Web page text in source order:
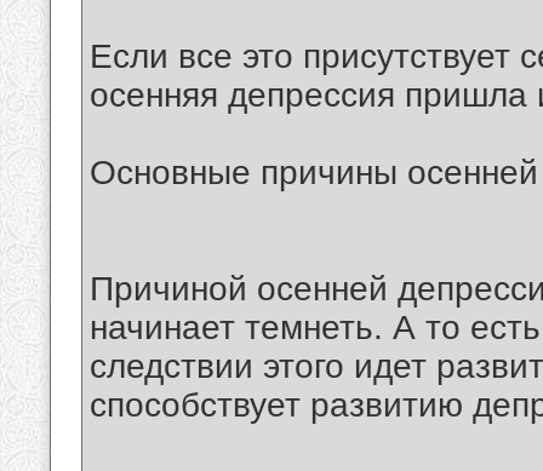
Если все это присутствует
осенняя депрессия
Основные причины
Причиной осенней
начинает темнеть. А то
следствии этого идет
способствует развитию